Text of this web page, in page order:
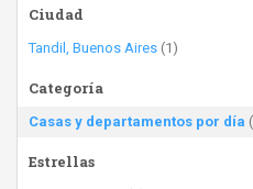
Ciudad
Tandil, Buenos Aires (1)
Categoría
Casas y departamentos por día
Estrellas